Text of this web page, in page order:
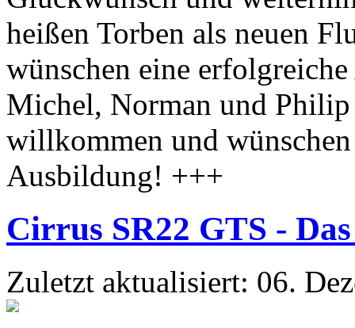
Cirrus SR22 GTS -
Zuletzt aktualisiert: 06.